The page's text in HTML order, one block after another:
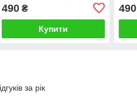
490₴
Купити
490
за рік